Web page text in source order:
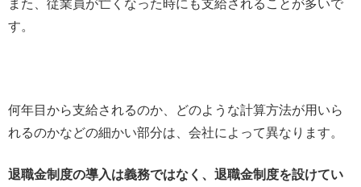
また、従業員が亡くなった時にも支給されることが多いで
す。
何年目から支給されるのか、どのような計算方法が用いら
れるのかなどの細かい部分は、会社によって異なります。
退職金制度の導入は義務ではなく、退職金制度を設けてい